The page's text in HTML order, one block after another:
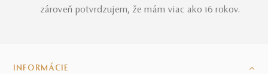
zároveň potvrdzujem, že mám viac ako 16 rokov.
INFORMÁCIE